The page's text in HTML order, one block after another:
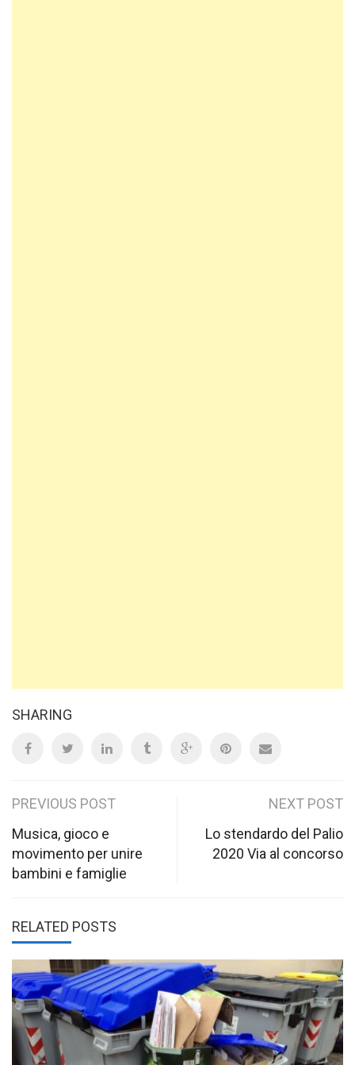
SHARING
Post
navigation
PREVIOUS POST
Musica, gioco e
movimento per unire
bambini e famiglie
NEXT POST
Lo stendardo del Palio
2020 Via al concorso
RELATED POSTS